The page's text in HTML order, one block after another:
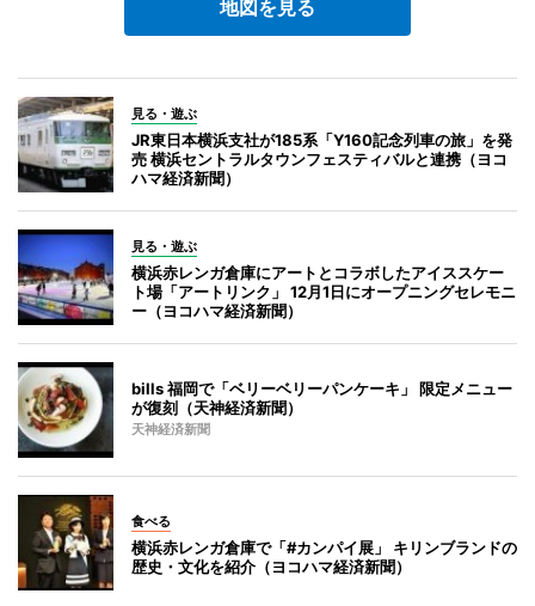
地図を見る
見る・遊ぶ
JR東日本横浜支社が185系「Y160記念列車の旅」を発
売 横浜セントラルタウンフェスティバルと連携（ヨコ
ハマ経済新聞）
見る・遊ぶ
横浜赤レンガ倉庫にアートとコラボしたアイススケー
ト場「アートリンク」 12月1日にオープニングセレモニ
ー（ヨコハマ経済新聞）
bills 福岡で「ベリーベリーパンケーキ」 限定メニュー
が復刻（天神経済新聞）
天神経済新聞
食べる
横浜赤レンガ倉庫で「#カンパイ展」 キリンブランドの
歴史・文化を紹介（ヨコハマ経済新聞）